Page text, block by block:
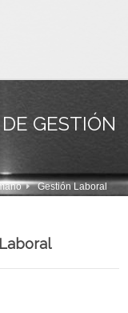
GESTIÓN
Gestión Laboral